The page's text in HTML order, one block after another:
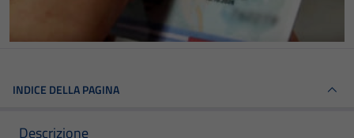
INDICE DELLA PAGINA
Descrizione